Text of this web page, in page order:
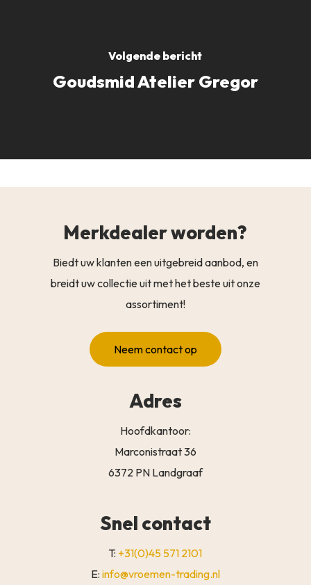
Volgende bericht
Goudsmid Atelier Gregor
Merkdealer worden?
Biedt uw klanten een uitgebreid aanbod, en
breidt uw collectie uit met het beste uit onze
assortiment!
Neem contact op
Adres
Hoofdkantoor:
Marconistraat 36
6372 PN Landgraaf
Snel contact
T: +31(0)45 571 2101
E: info@vroemen-trading.nl